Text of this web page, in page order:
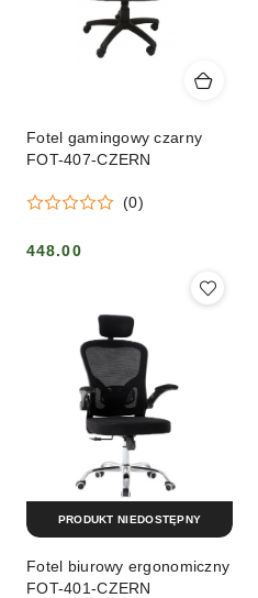
Fotel gamingowy czarny
FOT-407-CZERN
(0)
Cena:
448.00
Fotel biurowy ergonomiczny
FOT-401-CZERN
PRODUKT NIEDOSTĘPNY